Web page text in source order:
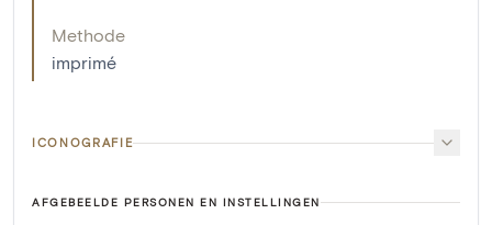
Methode
imprimé
ICONOGRAFIE
AFGEBEELDE PERSONEN EN INSTELLINGEN